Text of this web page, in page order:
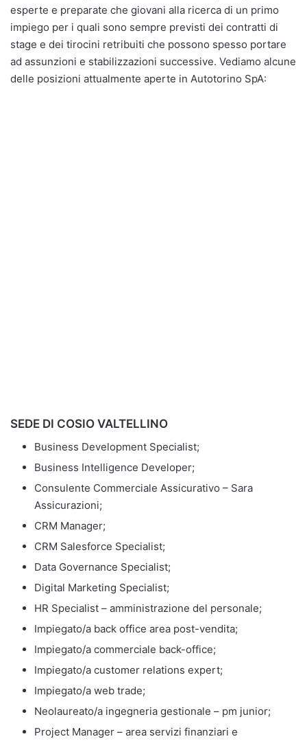
esperte e preparate che giovani alla ricerca di un primo
impiego per i quali sono sempre previsti dei contratti di
stage e dei tirocini retribuiti che possono spesso portare
ad assunzioni e stabilizzazioni successive. Vediamo alcune
delle posizioni attualmente aperte in Autotorino SpA:
SEDE DI COSIO VALTELLINO
Business Development Specialist;
Business Intelligence Developer;
Consulente Commerciale Assicurativo – Sara
Assicurazioni;
CRM Manager;
CRM Salesforce Specialist;
Data Governance Specialist;
Digital Marketing Specialist;
HR Specialist – amministrazione del personale;
Impiegato/a back office area post-vendita;
Impiegato/a commerciale back-office;
Impiegato/a customer relations expert;
Impiegato/a web trade;
Neolaureato/a ingegneria gestionale – pm junior;
Project Manager – area servizi finanziari e